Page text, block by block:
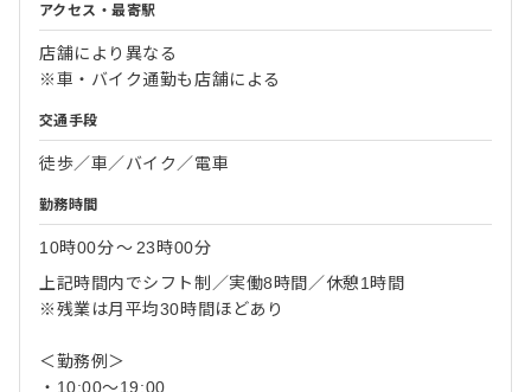
アクセス・最寄駅
店舗により異なる
※車・バイク通勤も店舗による
交通手段
徒歩／車／バイク／電車
勤務時間
10時00分〜 23時00分
上記時間内でシフト制／実働8時間／休憩1時間
※残業は月平均30時間ほどあり
＜勤務例＞
・10:00～19:00